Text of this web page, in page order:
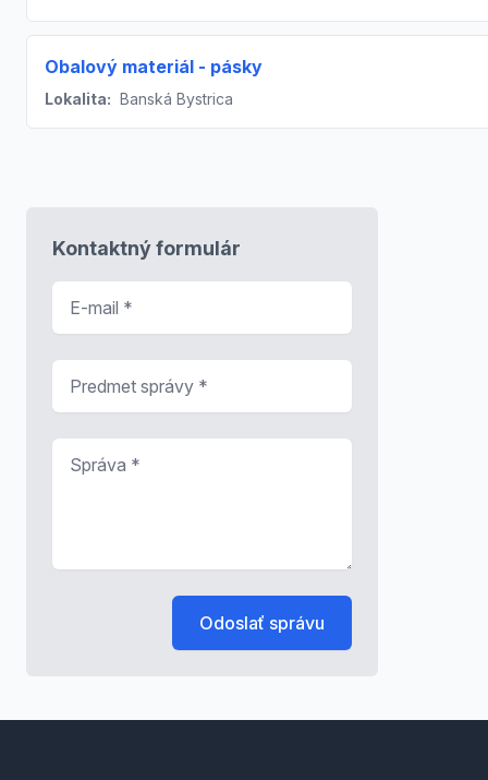
Obalový materiál - pásky
Lokalita: Banská Bystrica
Kontaktný formulár
Odoslať správu